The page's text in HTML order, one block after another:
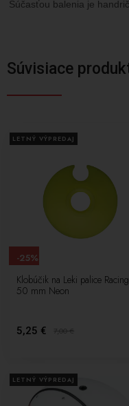
Súčasťou balenia je
Súvisiace
LETNÝ VÝPREDAJ
Klobúčik na Leki palice
50 mm Neon
5,25 € 7,00€
-25%
LETNÝ VÝPREDAJ